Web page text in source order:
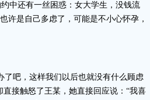
中还有一丝困惑：女大学生，没钱流
许是自己多虑了，可能是不小心怀孕，
吧，这样我们以后也就没有什么顾虑
接触怒了王某，她直接回应说：“我喜